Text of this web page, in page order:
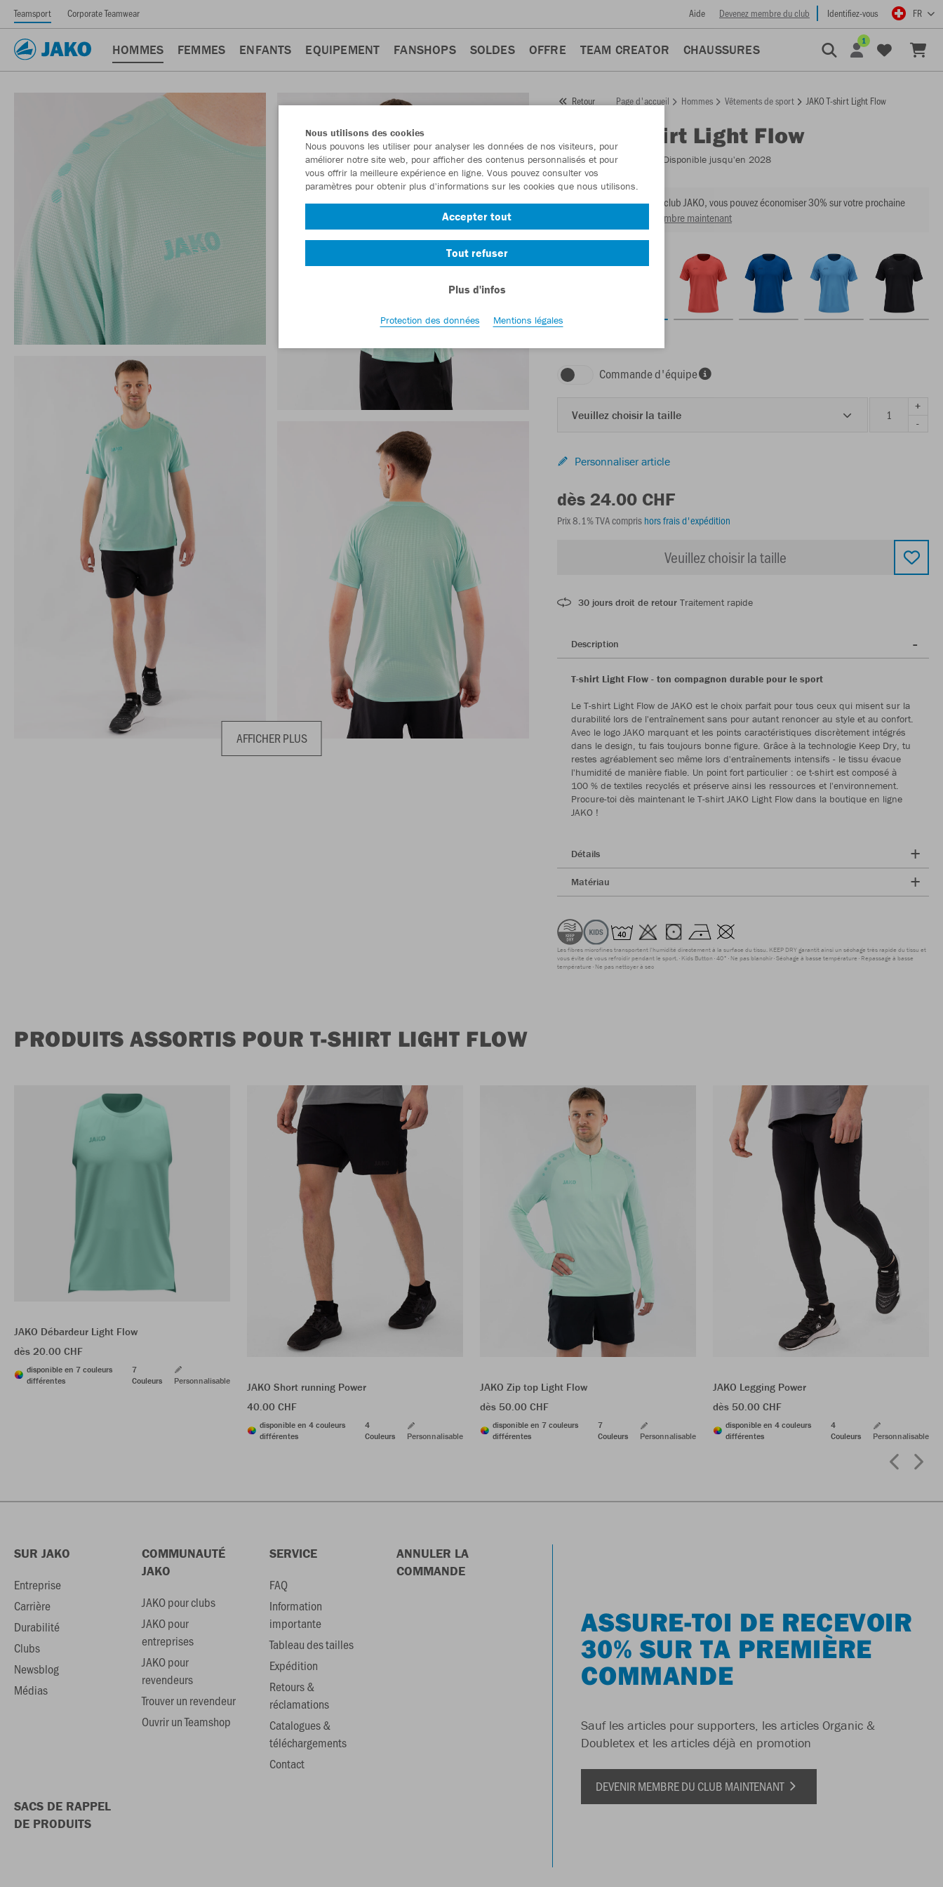
Teamsport Corporate Teamwear Aide Devenez membre du club Identifiez-vous FR
HOMMES FEMMES ENFANTS EQUIPEMENT FANSHOPS SOLDES OFFRE TEAM CREATOR CHAUSSURES
1
AFFICHER PLUS
Retour Page d'accueil Hommes Vêtements de sport JAKO T-shirt Light Flow
T-shirt Light Flow
Numéro d’article: - Disponible jusqu'en 2028
En tant que membre du club JAKO, vous pouvez économiser 30% sur votre prochaine
Devenir membre maintenant
Commande d'équipe
Veuillez choisir la taille
+
-
Personnaliser article
dès 24.00 CHF
Prix 8.1% TVA compris hors frais d'expédition
Veuillez choisir la taille
30 jours droit de retour Traitement rapide
Description
T-shirt Light Flow - ton compagnon durable pour le sport
Le T-shirt Light Flow de JAKO est le choix parfait pour tous ceux qui misent sur la
durabilité lors de l'entraînement sans pour autant renoncer au style et au confort.
Avec le logo JAKO marquant et les points caractéristiques discrètement intégrés
dans le design, tu fais toujours bonne figure. Grâce à la technologie Keep Dry, tu
restes agréablement sec même lors d'entraînements intensifs - le tissu évacue
l'humidité de manière fiable. Un point fort particulier : ce t-shirt est composé à
100 % de textiles recyclés et préserve ainsi les ressources et l'environnement.
Procure-toi dès maintenant le T-shirt JAKO Light Flow dans la boutique en ligne
JAKO !
Détails
Matériau
Les fibres microfines transportent l'humidité directement à la surface du tissu. KEEP DRY garantit ainsi un séchage très rapide du tissu et
vous évite de vous refroidir pendant le sport. Kids Button 40° Ne pas blanchir Séchage à basse température Repassage à basse
température Ne pas nettoyer à sec
PRODUITS ASSORTIS POUR T-SHIRT LIGHT FLOW
JAKO Débardeur Light Flow
dès 20.00 CHF
disponible en 7 couleurs
différentes
7
Couleurs
Personnalisable
JAKO Short running Power
40.00 CHF
disponible en 4 couleurs
différentes
4
Couleurs
Personnalisable
JAKO Zip top Light Flow
dès 50.00 CHF
disponible en 7 couleurs
différentes
7
Couleurs
Personnalisable
JAKO Legging Power
dès 50.00 CHF
disponible en 4 couleurs
différentes
4
Couleurs
Personnalisable
SUR JAKO
Entreprise
Carrière
Durabilité
Clubs
Newsblog
Médias
COMMUNAUTÉ
JAKO
JAKO pour clubs
JAKO pour
entreprises
JAKO pour
revendeurs
Trouver un revendeur
Ouvrir un Teamshop
SERVICE
FAQ
Information
importante
Tableau des tailles
Expédition
Retours &
réclamations
Catalogues &
téléchargements
Contact
ANNULER LA
COMMANDE
SACS DE RAPPEL
DE PRODUITS
ASSURE-TOI DE RECEVOIR
30% SUR TA PREMIÈRE
COMMANDE
Sauf les articles pour supporters, les articles Organic &
Doubletex et les articles déjà en promotion
DEVENIR MEMBRE DU CLUB MAINTENANT
Nous utilisons des cookies
Nous pouvons les utiliser pour analyser les données de nos visiteurs, pour
améliorer notre site web, pour afficher des contenus personnalisés et pour
vous offrir la meilleure expérience en ligne. Vous pouvez consulter vos
paramètres pour obtenir plus d'informations sur les cookies que nous utilisons.
Accepter tout
Tout refuser
Plus d'infos
Protection des données Mentions légales